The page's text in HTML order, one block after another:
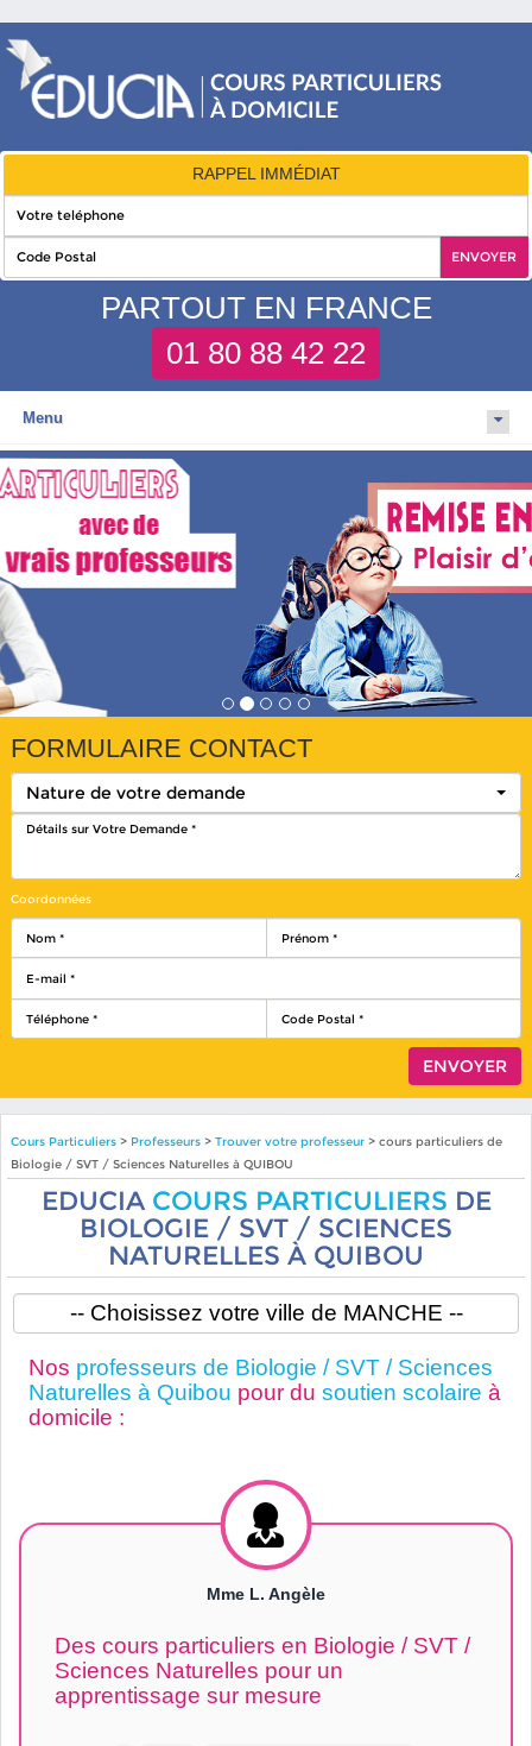
RAPPEL IMMÉDIAT
PARTOUT EN FRANCE
01 80 88 42 22
Menu
FORMULAIRE CONTACT
Nature de votre demande
Coordonnées
Cours Particuliers> Professeurs > Trouver votre professeur> cours particuliers de
Biologie / SVT / Sciences Naturelles à QUIBOU
EDUCIA COURS PARTICULIERS DE
BIOLOGIE / SVT / SCIENCES
NATURELLES À QUIBOU
Nos professeurs de Biologie / SVT / Sciences
Naturelles à Quibou pour du soutien scolaire à
domicile :
Mme L. Angèle
Des cours particuliers en Biologie / SVT /
Sciences Naturelles pour un
apprentissage sur mesure